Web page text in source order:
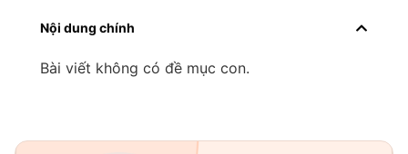
Nội dung chính
Bài viết không có đề mục con.